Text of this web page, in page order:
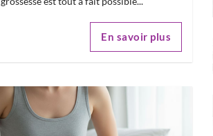
En savoir plus